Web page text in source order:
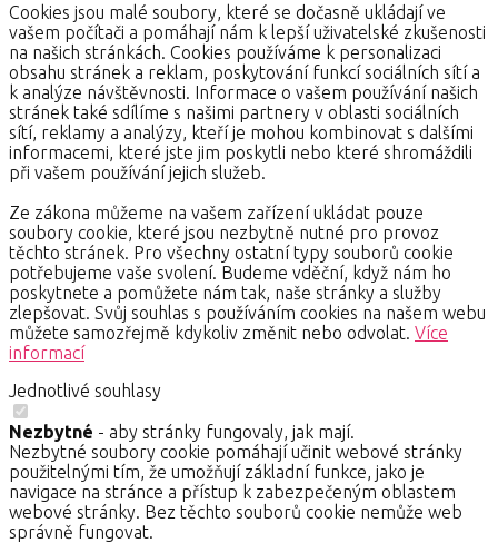
Cookies jsou malé soubory, které se dočasně ukládají ve
vašem počítači a pomáhají nám k lepší uživatelské zkušenosti
na našich stránkách. Cookies používáme k personalizaci
obsahu stránek a reklam, poskytování funkcí sociálních sítí a
k analýze návštěvnosti. Informace o vašem používání našich
stránek také sdílíme s našimi partnery v oblasti sociálních
sítí, reklamy a analýzy, kteří je mohou kombinovat s dalšími
informacemi, které jste jim poskytli nebo které shromáždili
při vašem používání jejich služeb.
Ze zákona můžeme na vašem zařízení ukládat pouze
soubory cookie, které jsou nezbytně nutné pro provoz
těchto stránek. Pro všechny ostatní typy souborů cookie
potřebujeme vaše svolení. Budeme vděční, když nám ho
poskytnete a pomůžete nám tak, naše stránky a služby
zlepšovat. Svůj souhlas s používáním cookies na našem webu
můžete samozřejmě kdykoliv změnit nebo odvolat. Více
informací
Jednotlivé souhlasy
Nezbytné - aby stránky fungovaly, jak mají.
Nezbytné soubory cookie pomáhají učinit webové stránky
použitelnými tím, že umožňují základní funkce, jako je
navigace na stránce a přístup k zabezpečeným oblastem
webové stránky. Bez těchto souborů cookie nemůže web
správně fungovat.